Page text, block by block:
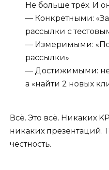
Не больше трёх. И
— Конкретными:
рассылки с
— Измеримыми:
рассылки»
— Достижимыми: не
а «найти 2 новых
Всё. Это всё. Никаких
никаких презентаций.
честность.